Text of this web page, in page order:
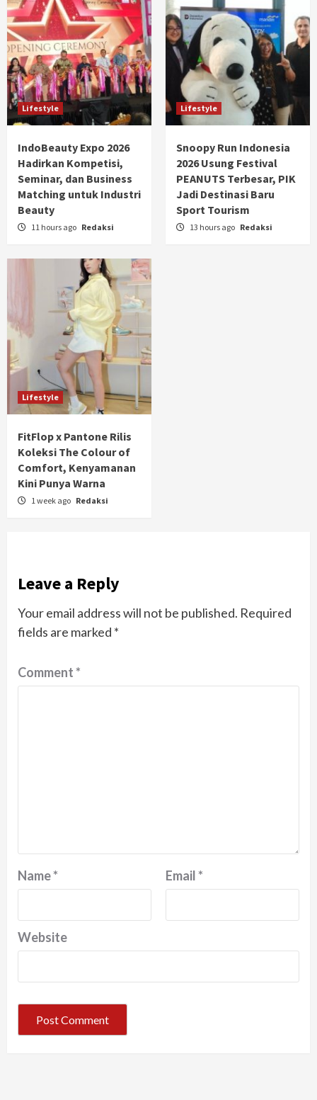
Lifestyle
IndoBeauty Expo 2026
Hadirkan Kompetisi,
Seminar, dan Business
Matching untuk Industri
Beauty
11 hours ago Redaksi
Lifestyle
Snoopy Run Indonesia
2026 Usung Festival
PEANUTS Terbesar, PIK
Jadi Destinasi Baru
Sport Tourism
13 hours ago Redaksi
Lifestyle
FitFlop x Pantone Rilis
Koleksi The Colour of
Comfort, Kenyamanan
Kini Punya Warna
1 week ago Redaksi
Leave a Reply
Your email address will not be published. Required
fields are marked *
Comment*
Name* Email*
Website